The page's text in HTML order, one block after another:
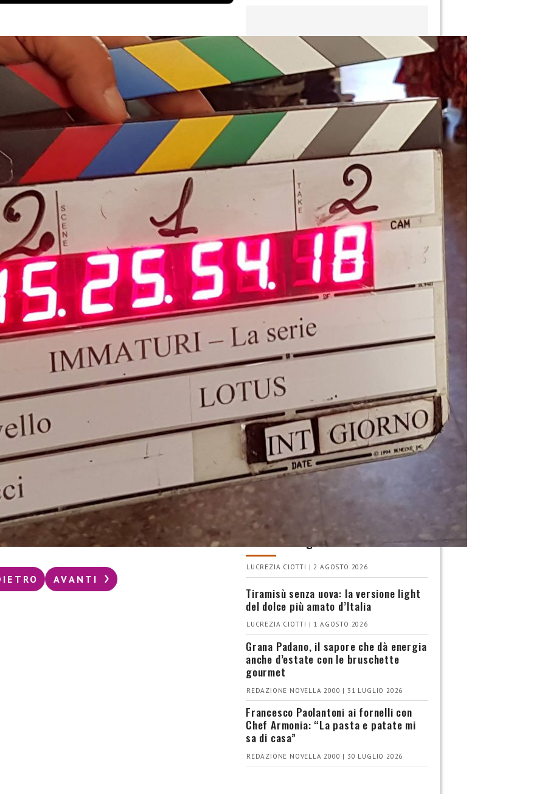
AVANTI
CUCINA
Come scegliere le pesche più
buone? La guida definitiva
LUCREZIA CIOTTI | 2 AGOSTO 2026
Tiramisù senza uova: la versione light
del dolce più amato d’Italia
LUCREZIA CIOTTI | 1 AGOSTO 2026
Grana Padano, il sapore che dà energia
anche d’estate con le bruschette
gourmet
REDAZIONE NOVELLA 2000 | 31 LUGLIO 2026
Francesco Paolantoni ai fornelli con
Chef Armonia: “La pasta e patate mi
sa di casa”
REDAZIONE NOVELLA 2000 | 30 LUGLIO 2026